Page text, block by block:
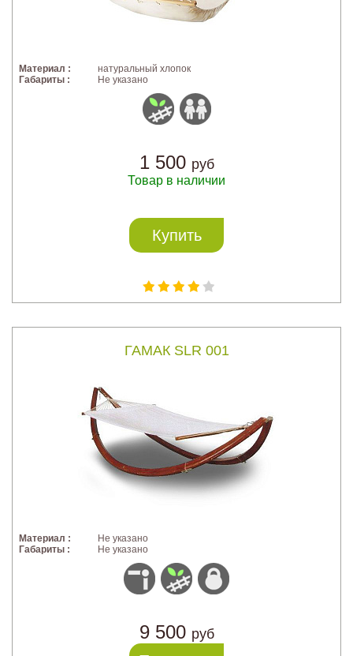
Материал :
натуральный хлопок
Габариты :
Не указано
1 500 руб
Товар в наличии
Купить
ГАМАК SLR 001
Материал :
Не указано
Габариты :
Не указано
9 500 руб